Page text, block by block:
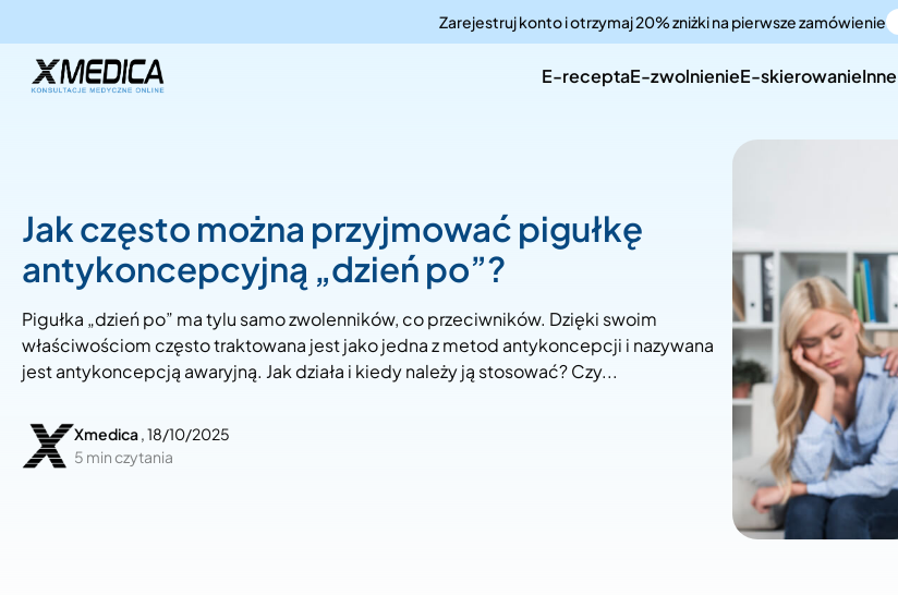
Zarejestruj konto i otrzymaj 20% zniżkina pierwsze zamówienie
E-receptaE-zwolnienieE-skierowanieInne
Jak często można przyjmować pigułkę
antykoncepcyjną „dzień po”?
Pigułka „dzień po” ma tylu samo zwolenników, co przeciwników. Dzięki swoim
właściwościom często traktowana jest jako jedna z metod antykoncepcji i nazywana
jest antykoncepcją awaryjną. Jak działa i kiedy należy ją stosować? Czy...
Xmedica , 18/10/2025
5 min czytania